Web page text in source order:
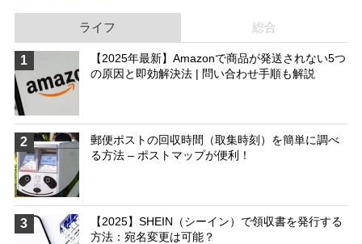
ライフ 総合
1
【2025年最新】Amazonで商品が発送されない5つ
の原因と即効解決法 | 問い合わせ手順も解説
2
郵便ポストの回収時間（取集時刻）を簡単に調べ
る方法 – ポストマップが便利！
3
【2025】SHEIN（シーイン）で領収書を発行する
方法：宛名変更は可能？